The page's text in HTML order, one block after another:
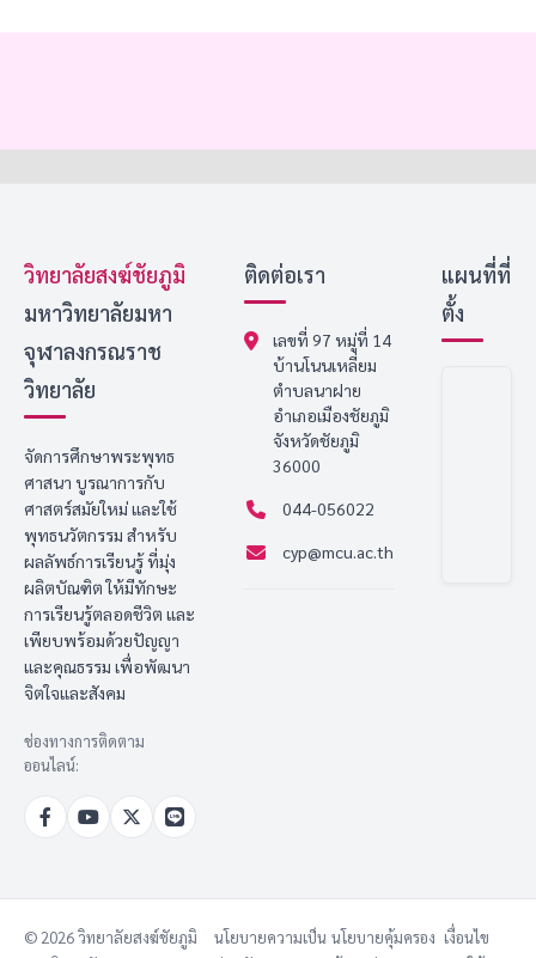
วิทยาลัยสงฆ์ชัยภูมิ
มหาวิทยาลัยมหา
จุฬาลงกรณราช
วิทยาลัย
จัดการศึกษาพระพุทธ
ศาสนา บูรณาการกับ
ศาสตร์สมัยใหม่ และใช้
พุทธนวัตกรรม สำหรับ
ผลลัพธ์การเรียนรู้ ที่มุ่ง
ผลิตบัณฑิต ให้มีทักษะ
การเรียนรู้ตลอดชีวิต และ
เพียบพร้อมด้วยปัญญา
และคุณธรรม เพื่อพัฒนา
จิตใจและสังคม
ช่องทางการติดตาม
ออนไลน์:
ติดต่อเรา
เลขที่ 97 หมู่ที่ 14
บ้านโนนเหลี่ยม
ตำบลนาฝาย
อำเภอเมืองชัยภูมิ
จังหวัดชัยภูมิ
36000
044-056022
cyp@mcu.ac.th
แผนที่ที่
ตั้ง
© 2026 วิทยาลัยสงฆ์ชัยภูมิ
นโยบายความเป็น นโยบายคุ้มครอง เงื่อนไข